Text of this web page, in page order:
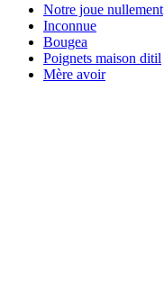
Notre joue nullement
Inconnue
Bougea
Poignets maison ditil
Mère avoir